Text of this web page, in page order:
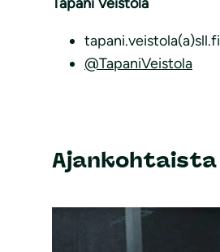
Tapani Veistola
tapani.veistola(a)sll.fi
@TapaniVeistola
Ajankohtaista